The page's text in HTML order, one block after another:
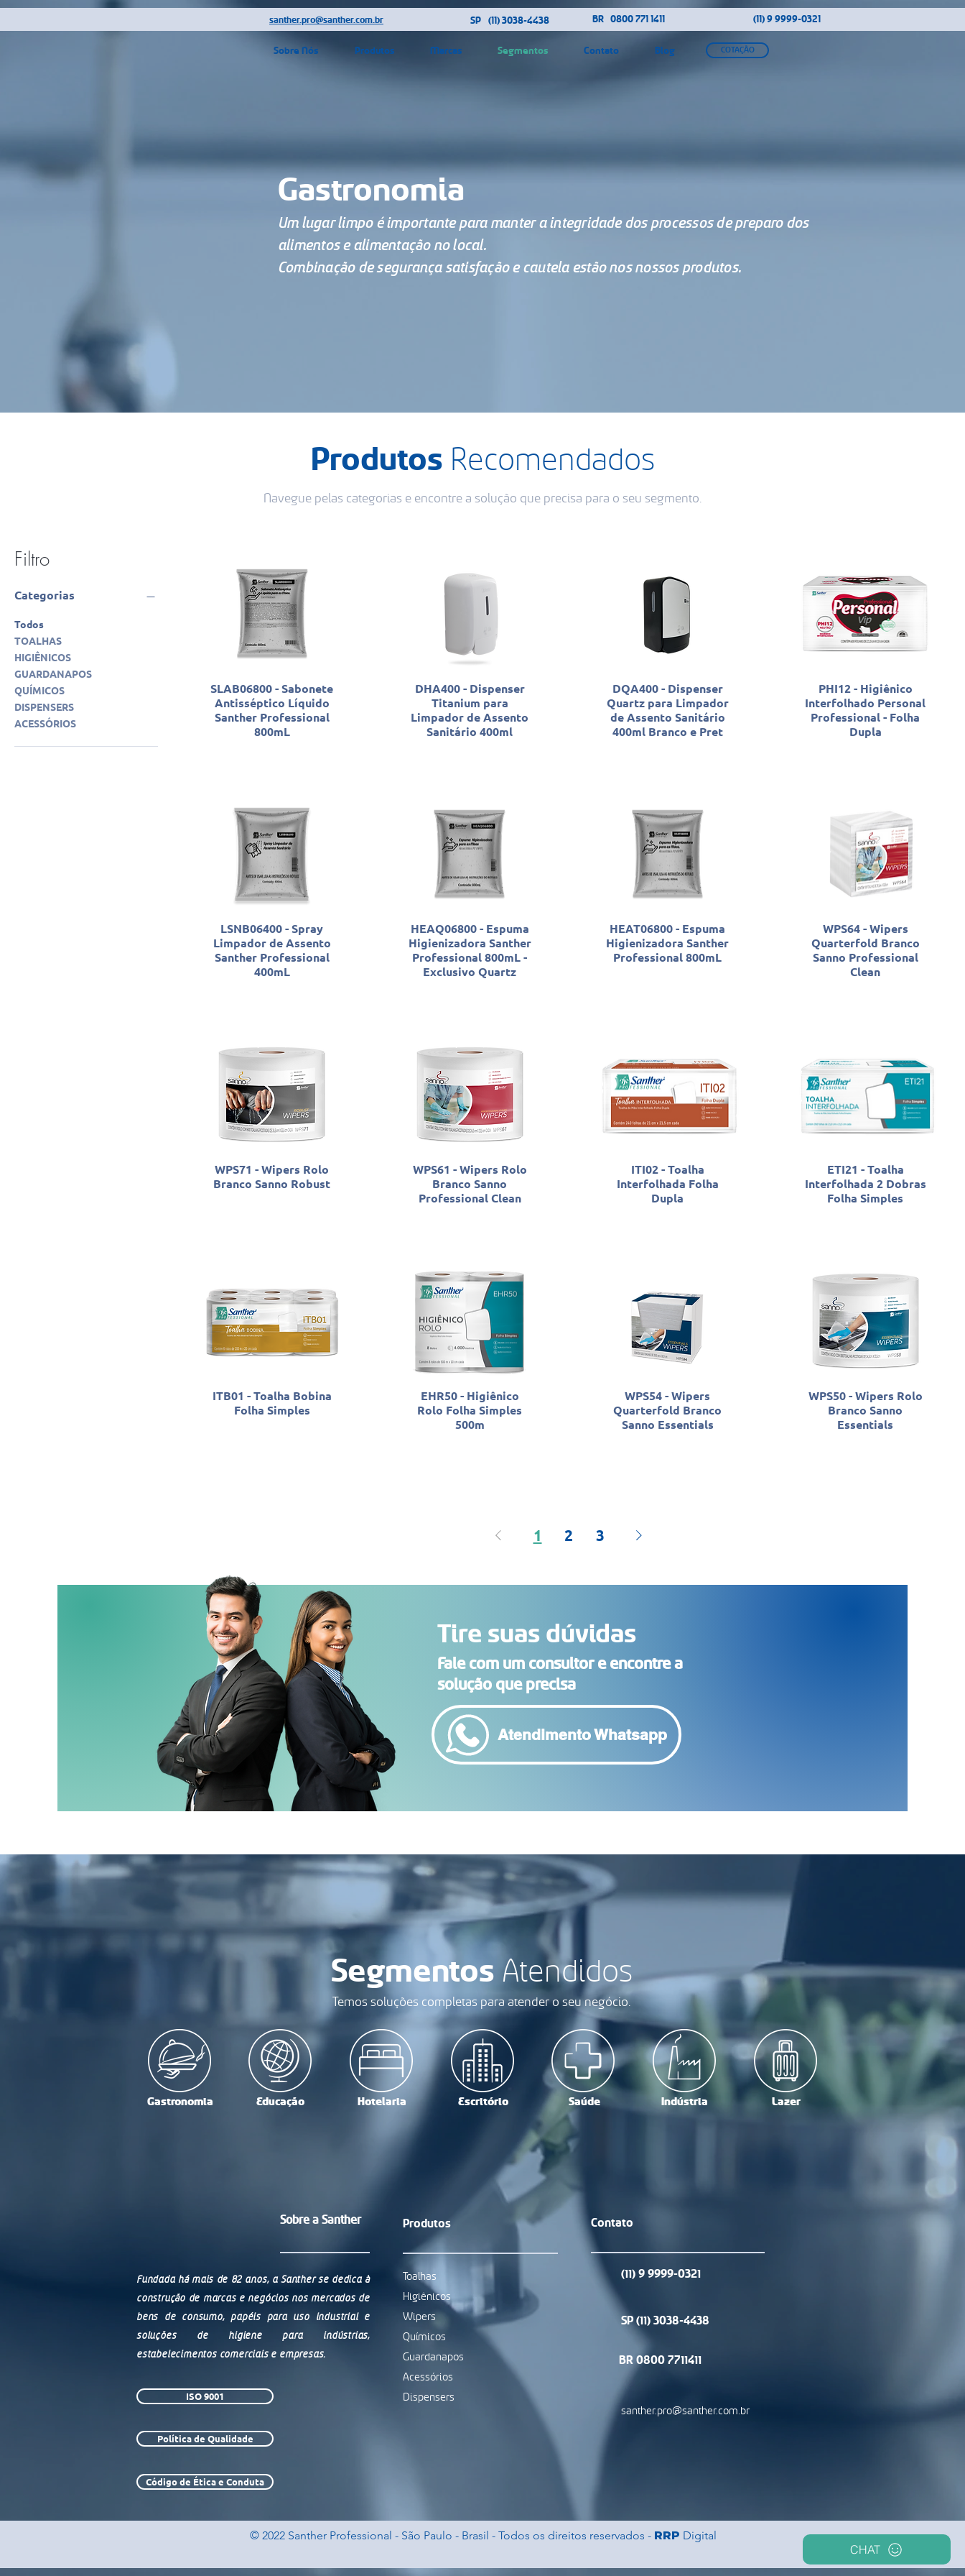
santher.pro@santher.com.br SP (11) 3038-4438 BR 0800 771 1411 (11) 9 9999-0321
Sobre Nós Produtos Marcas Segmentos Contato Blog COTAÇÃO
Gastronomia
Um lugar limpo é importante para manter a integridade dos processos de preparo dos
alimentos e alimentação no local.
Combinação de segurança satisfação e cautela estão nos nossos produtos.
Produtos Recomendados
Navegue pelas categorias e encontre a solução que precisa para o seu segmento.
Filtro
Categorias
Todos
TOALHAS
HIGIÊNICOS
GUARDANAPOS
QUÍMICOS
DISPENSERS
ACESSÓRIOS
SLAB06800 - Sabonete
Antisséptico Líquido
Santher Professional
800mL
DHA400 - Dispenser
Titanium para
Limpador de Assento
Sanitário 400ml
DQA400 - Dispenser
Quartz para Limpador
de Assento Sanitário
400ml Branco e Pret
PHI12 - Higiênico
Interfolhado Personal
Professional - Folha
Dupla
LSNB06400 - Spray
Limpador de Assento
Santher Professional
400mL
HEAQ06800 - Espuma
Higienizadora Santher
Professional 800mL -
Exclusivo Quartz
HEAT06800 - Espuma
Higienizadora Santher
Professional 800mL
WPS64 - Wipers
Quarterfold Branco
Sanno Professional
Clean
WPS71 - Wipers Rolo
Branco Sanno Robust
WPS61 - Wipers Rolo
Branco Sanno
Professional Clean
ITI02 - Toalha
Interfolhada Folha
Dupla
ETI21 - Toalha
Interfolhada 2 Dobras
Folha Simples
ITB01 - Toalha Bobina
Folha Simples
EHR50 - Higiênico
Rolo Folha Simples
500m
WPS54 - Wipers
Quarterfold Branco
Sanno Essentials
WPS50 - Wipers Rolo
Branco Sanno
Essentials
1 2 3
Tire suas dúvidas
Fale com um consultor e encontre a
solução que precisa
Atendimento Whatsapp
Segmentos Atendidos
Temos soluções completas para atender o seu negócio.
Gastronomia Educação Hotelaria Escritório Saúde Indústria Lazer
CHAT
Sobre a Santher
Fundada há mais de 82 anos, a Santher se dedica à
construção de marcas e negócios nos mercados de
bens de consumo, papéis para uso industrial e
soluções de higiene para indústrias,
estabelecimentos comerciais e empresas.
ISO 9001
Produtos
Toalhas
Higiênicos
Wipers
Químicos
Guardanapos
Acessórios
Dispensers
Contato
(11) 9 9999-0321
SP (11) 3038-4438
BR 0800 7711411
santher.pro@santher.com.br
Política de Qualidade
Código de Ética e Conduta
© 2022 Santher Professional - São Paulo - Brasil - Todos os direitos reservados - RRP Digital